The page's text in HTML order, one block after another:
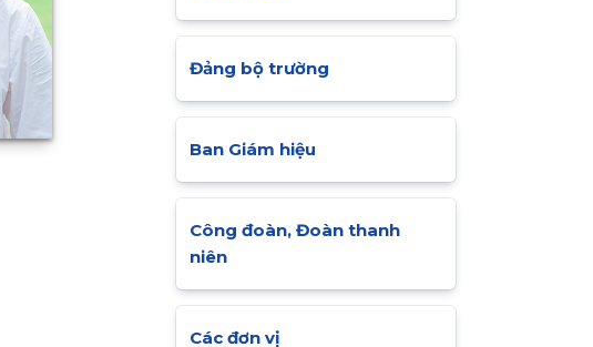
Đảng bộ trường
Ban Giám hiệu
Công đoàn, Đoàn thanh
niên
Các đơn vị